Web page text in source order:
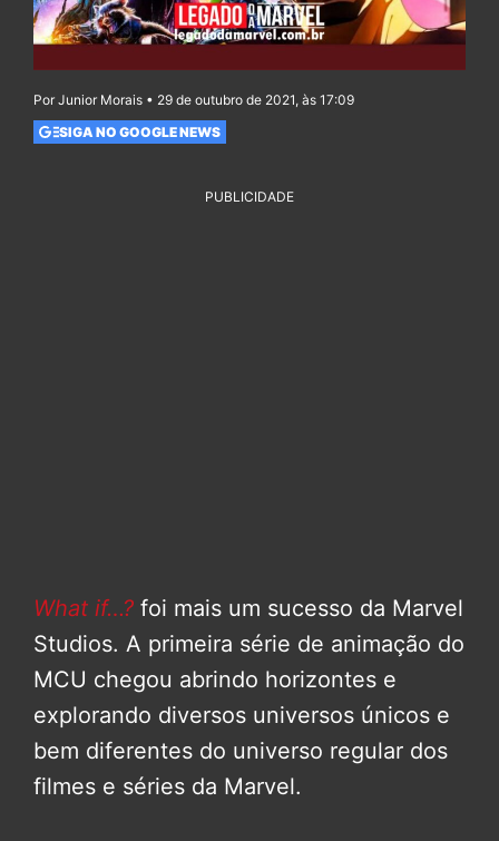
Por Junior Morais • 29 de outubro de 2021, às 17:09
SIGA NO GOOGLE NEWS
PUBLICIDADE
What if…? foi mais um sucesso da Marvel
Studios. A primeira série de animação do
MCU chegou abrindo horizontes e
explorando diversos universos únicos e
bem diferentes do universo regular dos
filmes e séries da Marvel.